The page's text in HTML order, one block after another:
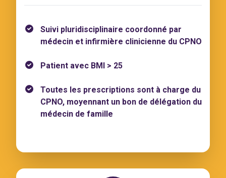
Suivi pluridisciplinaire coordonné par
médecin et infirmière clinicienne du CPNO
Patient avec BMI > 25
Toutes les prescriptions sont à charge du
CPNO, moyennant un bon de délégation du
médecin de famille